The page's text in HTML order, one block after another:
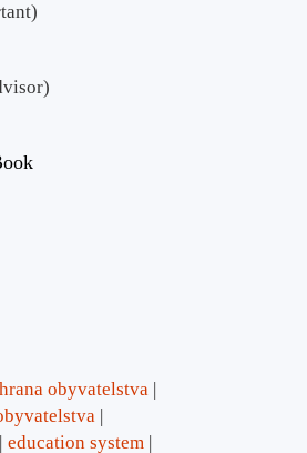
obyvatelstva
education system